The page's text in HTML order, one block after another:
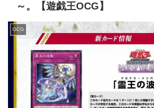
～。【遊戯王OCG】
OCG